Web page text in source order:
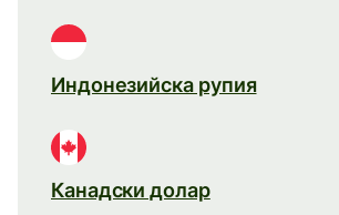
Индонезийска рупия
Канадски долар